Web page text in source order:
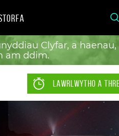
Clyfar, a
am ddim.
LAWRLWYTHO A